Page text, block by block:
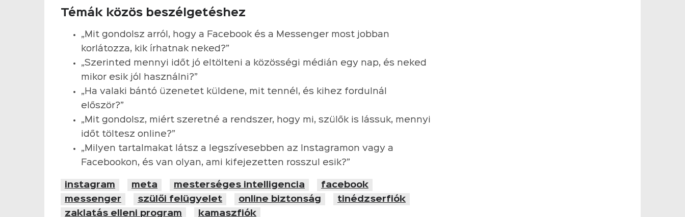
Témák közös beszélgetéshez
„Mit gondolsz arról, hogy a Facebook és a Messenger most jobban
korlátozza, kik írhatnak neked?”
„Szerinted mennyi időt jó eltölteni a közösségi médián egy nap, és neked
mikor esik jól használni?”
„Ha valaki bántó üzenetet küldene, mit tennél, és kihez fordulnál
először?”
„Mit gondolsz, miért szeretné a rendszer, hogy mi, szülők is lássuk, mennyi
időt töltesz online?”
„Milyen tartalmakat látsz a legszívesebben az Instagramon vagy a
Facebookon, és van olyan, ami kifejezetten rosszul esik?”
instagram meta mesterséges intelligencia
facebook
messenger
szülői felügyelet online biztonság
tinédzserfiók
zaklatás elleni program
kamaszfiók